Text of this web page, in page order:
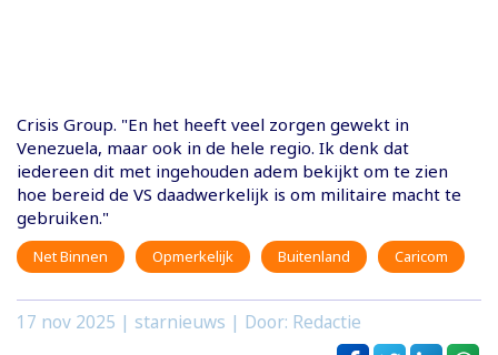
Crisis Group. "En het heeft veel zorgen gewekt in
Venezuela, maar ook in de hele regio. Ik denk dat
iedereen dit met ingehouden adem bekijkt om te zien
hoe bereid de VS daadwerkelijk is om militaire macht te
gebruiken."
Net Binnen Opmerkelijk Buitenland Caricom
17 nov 2025 | starnieuws | Door: Redactie